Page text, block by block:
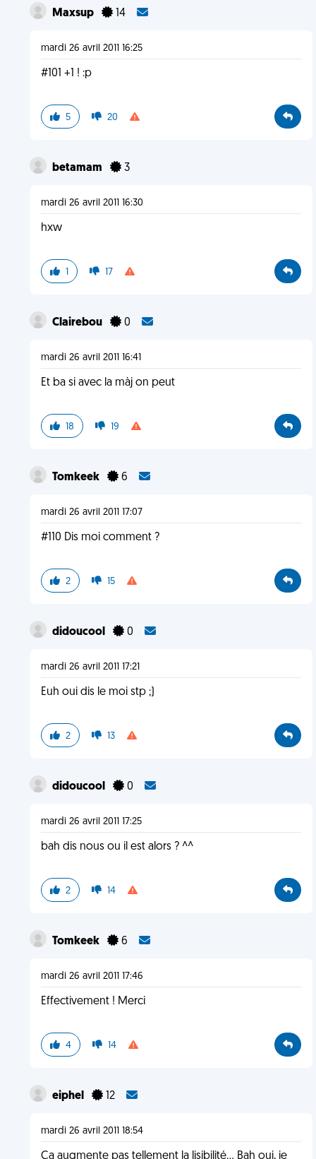
Maxsup 14
mardi 26 avril 2011 16:25
#101 +1 ! :p
5 20
betamam 3
mardi 26 avril 2011 16:30
hxw
1 17
Clairebou 0
mardi 26 avril 2011 16:41
Et ba si avec la màj on peut
18 19
Tomkeek 6
mardi 26 avril 2011 17:07
#110 Dis moi comment ?
2 15
didoucool 0
mardi 26 avril 2011 17:21
Euh oui dis le moi stp ;)
2 13
didoucool 0
mardi 26 avril 2011 17:25
bah dis nous ou il est alors ? ^^
2 14
Tomkeek 6
mardi 26 avril 2011 17:46
Effectivement ! Merci
4 14
eiphel 12
mardi 26 avril 2011 18:54
Ça augmente pas tellement la lisibilité... Bah oui, je